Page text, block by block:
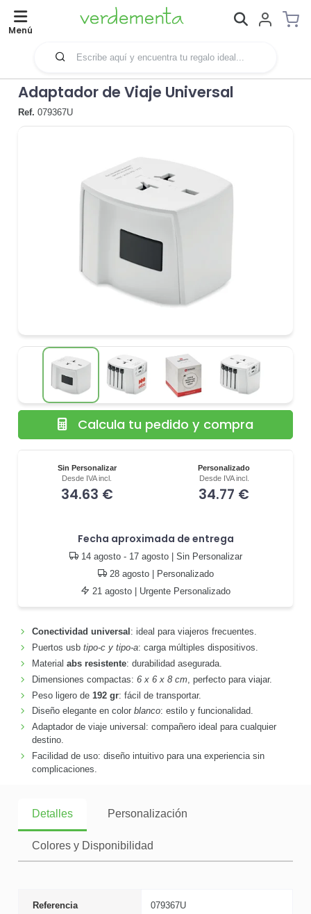
Menú
Adaptador de Viaje Universal
Ref. 079367U
Sin Personalizar
Desde IVA incl.
34.63 €
Personalizado
Desde IVA incl.
34.77 €
Fecha aproximada de entrega
14 agosto - 17 agosto| Sin Personalizar
28 agosto| Personalizado
21 agosto | Urgente Personalizado
Calcula tu pedido y compra
Conectividad universal : ideal para viajeros frecuentes.
Puertos usb tipo-c y tipo-a: carga múltiples dispositivos.
Material abs resistente: durabilidad asegurada.
Dimensiones compactas: 6 x 6 x 8 cm, perfecto para viajar.
Peso ligero de 192 gr: fácil de transportar.
Diseño elegante en color blanco: estilo y funcionalidad.
Adaptador de viaje universal: compañero ideal para cualquier
destino.
Facilidad de uso: diseño intuitivo para una experiencia sin
complicaciones.
Detalles Personalización
Colores y Disponibilidad
Referencia 079367U